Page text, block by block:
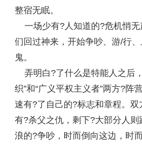
整宿无眠。
一场少有?人知道的?危机悄无
们回过神来，开始争吵、游/行
鬼。
弄明白?了什么是特能人之后
织”和“广义平权主义者”两方?阵
速有?了自己的?标志和章程。双
有?杀父之仇，剩下?大部分人则
浪的?争吵，时而倒向这边，时